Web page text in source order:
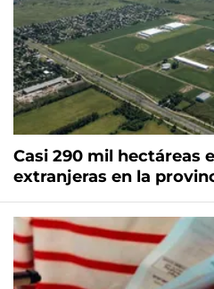
Casi 290 mil hectáreas
extranjeras en la